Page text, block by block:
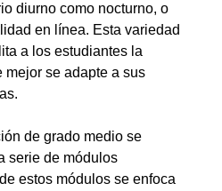
diurno como nocturno, o
en línea. Esta variedad
a los estudiantes la
se adapte a sus
de grado medio se
serie de módulos
estos módulos se enfoca